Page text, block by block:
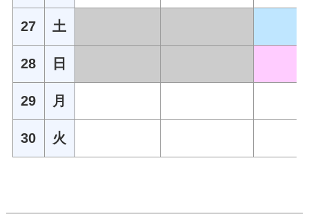
27 土
28 日
29 月
30 火